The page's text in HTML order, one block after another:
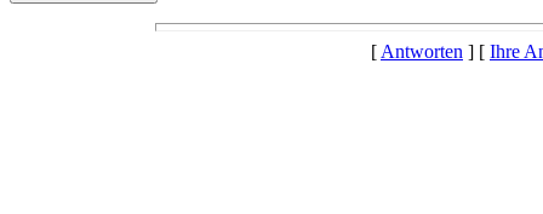
[Antworten ] [ Ihre